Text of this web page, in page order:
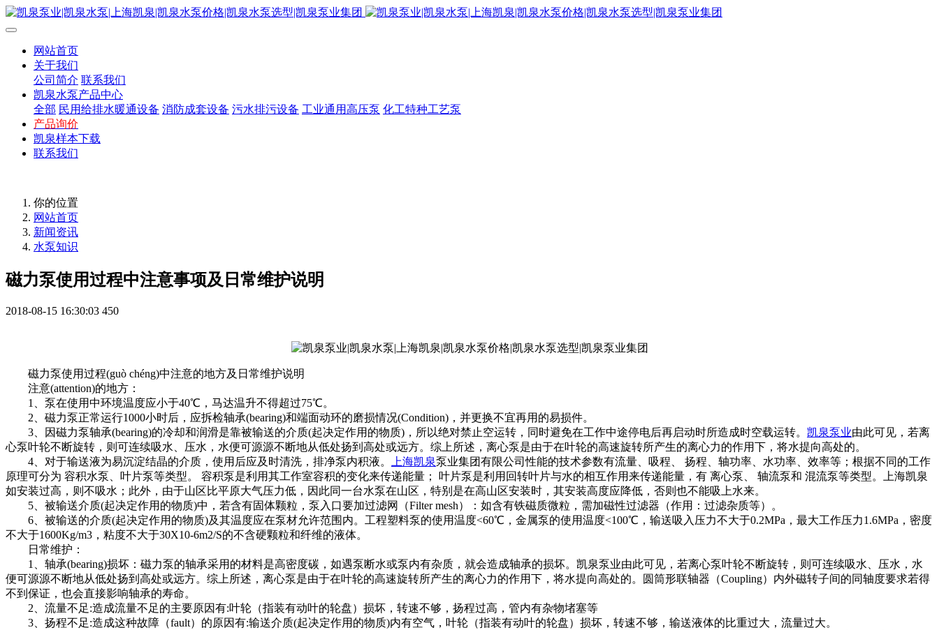
网站首页
关于我们
公司简介 联系我们
凯泉水泵产品中心
全部 民用给排水暖通设备 消防成套设备 污水排污设备 工业通用高压泵 化工特种工艺泵
产品询价
凯泉样本下载
联系我们
你的位置
网站首页
新闻资讯
水泵知识
磁力泵使用过程中注意事项及日常维护说明
2018-08-15 16:30:03 450
磁力泵使用过程(guò chéng)中注意的地方及日常维护说明
注意(attention)的地方：
1、泵在使用中环境温度应小于40℃，马达温升不得超过75℃。
2、磁力泵正常运行1000小时后，应拆检轴承(bearing)和端面动环的磨损情况(Condition)，并更换不宜再用的易损件。
3、因磁力泵轴承(bearing)的冷却和润滑是靠被输送的介质(起决定作用的物质)，所以绝对禁止空运转，同时避免在工作中途停电后再启动时所造成时空载运转。 凯泉泵业由此可见，若离
心泵叶轮不断旋转，则可连续吸水、压水，水便可源源不断地从低处扬到高处或远方。综上所述，离心泵是由于在叶轮的高速旋转所产生的离心力的作用下，将水提向高处的。
4、对于输送液为易沉淀结晶的介质，使用后应及时清洗，排净泵内积液。
上海凯泉泵业集团有限公司性能的技术参数有流量、吸程、 扬程、轴功率、水功率、效率等；根据不同的工作
原理可分为 容积水泵、叶片泵等类型。 容积泵是利用其工作室容积的变化来传递能量； 叶片泵是利用回转叶片与水的相互作用来传递能量，有 离心泵、 轴流泵和 混流泵等类型。上海凯泉
如安装过高，则不吸水；此外，由于山区比平原大气压力低，因此同一台水泵在山区，特别是在高山区安装时，其安装高度应降低，否则也不能吸上水来。
5、被输送介质(起决定作用的物质)中，若含有固体颗粒，泵入口要加过滤网（Filter mesh）：如含有铁磁质微粒，需加磁性过滤器（作用：过滤杂质等）。
6、被输送的介质(起决定作用的物质)及其温度应在泵材允许范围内。工程塑料泵的使用温度<60℃，金属泵的使用温度<100℃，输送吸入压力不大于0.2MPa，最大工作压力1.6MPa，密度
不大于1600Kg/m3，粘度不大于30X10-6m2/S的不含硬颗粒和纤维的液体。
日常维护：
1、轴承(bearing)损坏：磁力泵的轴承采用的材料是高密度碳，如遇泵断水或泵内有杂质，就会造成轴承的损坏。凯泉泵业由此可见，若离心泵叶轮不断旋转，则可连续吸水、压水，水
便可源源不断地从低处扬到高处或远方。综上所述，离心泵是由于在叶轮的高速旋转所产生的离心力的作用下，将水提向高处的。圆筒形联轴器（Coupling）内外磁转子间的同轴度要求若得
不到保证，也会直接影响轴承的寿命。
2、流量不足:造成流量不足的主要原因有:叶轮（指装有动叶的轮盘）损坏，转速不够，扬程过高，管内有杂物堵塞等
3、扬程不足:造成这种故障（fault）的原因有:输送介质(起决定作用的物质)内有空气，叶轮（指装有动叶的轮盘）损坏，转速不够，输送液体的比重过大，流量过大。